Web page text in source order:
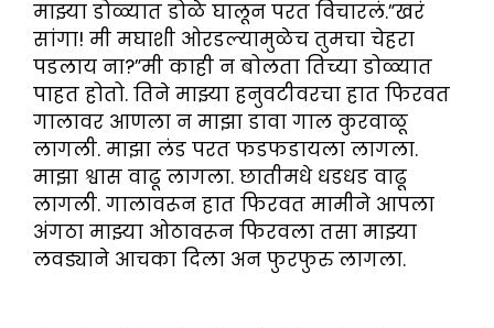
माझ्या डोळ्यात डोळे घालून परत विचारलं.”खरं
सांगा! मी मघाशी ओरडल्यामुळेच तुमचा चेहरा
पडलाय ना?”मी काही न बोलता तिच्या डोळ्यात
पाहत होतो. तिने माझ्या हनुवटीवरचा हात फिरवत
गालावर आणला न माझा डावा गाल कुरवाळू
लागली. माझा लंड परत फडफडायला लागला.
माझा श्वास वाढू लागला. छातीमधे धडधड वाढू
लागली. गालावरून हात फिरवत मामीने आपला
अंगठा माझ्या ओठावरून फिरवला तसा माझ्या
लवड्याने आचका दिला अन फुरफुरु लागला.